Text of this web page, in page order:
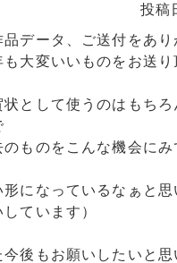
投稿
品データ、ご送付をあ
も大変いいものをお送
状として使うのはもち
のものをこんな機会に
形になっているなぁと
しています）
今後もお願いしたいと